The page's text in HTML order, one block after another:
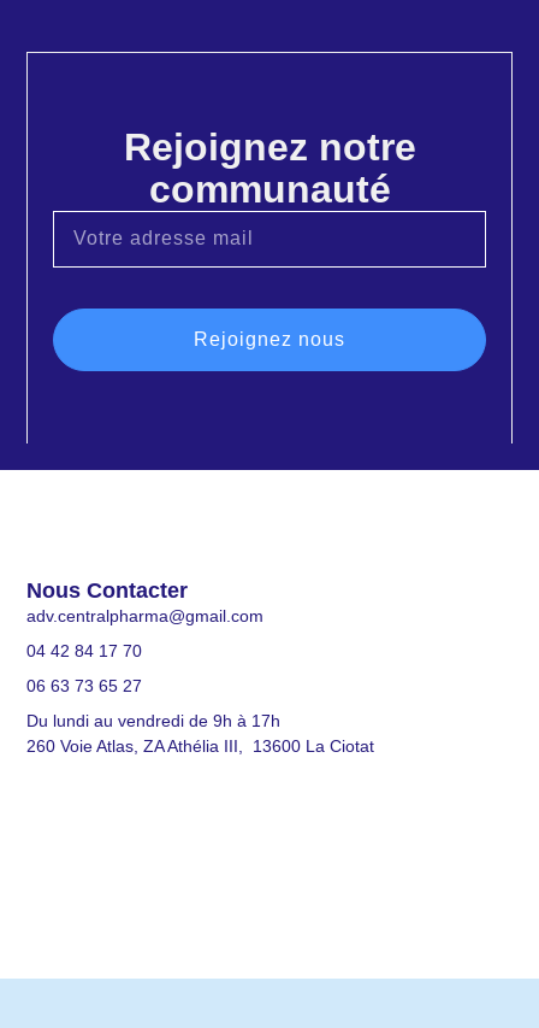
Rejoignez notre
communauté
Rejoignez nous
Nous Contacter
adv.centralpharma@gmail.com
04 42 84 17 70
06 63 73 65 27
Du lundi au vendredi de 9h à 17h
260 Voie Atlas, ZA Athélia III, 13600 La Ciotat